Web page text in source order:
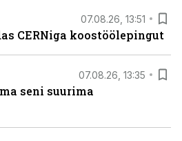
07.08.26, 13:51
CERNiga koostöölepingut
07.08.26, 13:35
seni suurima